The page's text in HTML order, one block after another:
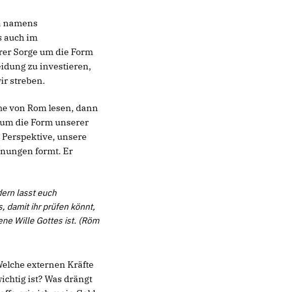
namens
auch im
Sorge um die Form
zu investieren,
streben.
von Rom lesen, dann
die Form unserer
unsere
formt. Er
lasst euch
damit ihr prüfen könnt,
Wille Gottes ist. (Röm
externen Kräfte
ist? Was drängt